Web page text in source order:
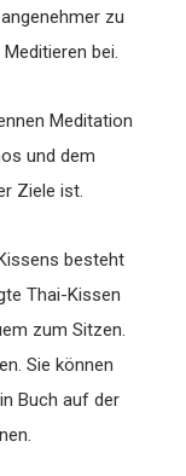
zu
bei.
Meditation
und dem
Ziele ist.
besteht
Thai-Kissen
zum Sitzen.
Sie können
Buch auf der